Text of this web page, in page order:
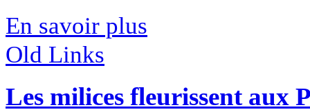
En savoir plus
Old Links
Les milices fleurissent aux